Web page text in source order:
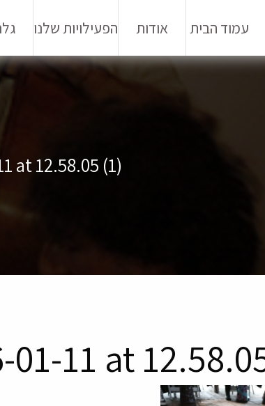
עמוד הבית אודות הפעילויות שלנו
at 12.58.05 (1)
11 at